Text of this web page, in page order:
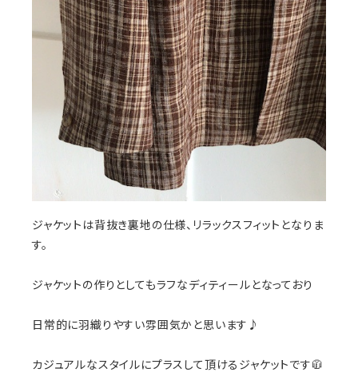
ジャケットは背抜き裏地の仕様、リラックスフィットとなりま
す。
ジャケットの作りとしてもラフなディティールとなっており
日常的に羽織りやすい雰囲気かと思います♪
カジュアルなスタイルにプラスして頂けるジャケットです🧥